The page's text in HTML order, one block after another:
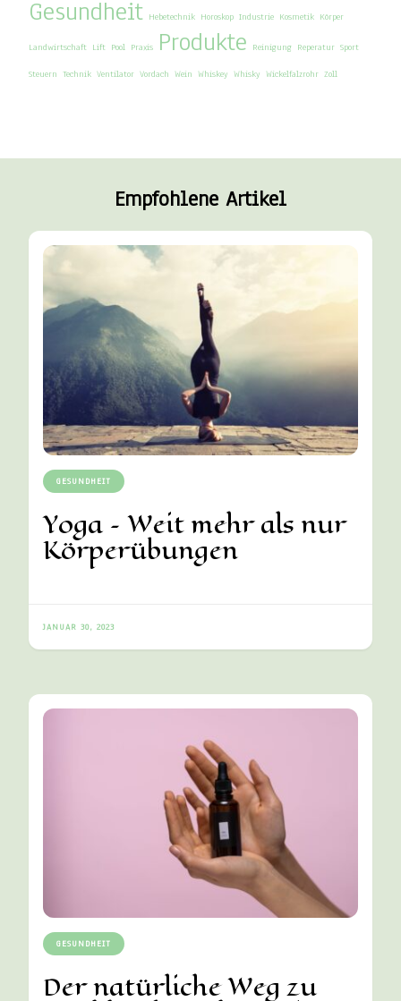
Gesundheit Hebetechnik Horoskop Industrie Kosmetik Körper
Landwirtschaft Lift Pool Praxis Produkte Reinigung Reperatur Sport
Steuern Technik Ventilator Vordach Wein Whiskey Whisky Wickelfalzrohr Zoll
Empfohlene Artikel
GESUNDHEIT
Yoga – Weit mehr als nur
Körperübungen
JANUAR 30, 2023
GESUNDHEIT
Der natürliche Weg zu